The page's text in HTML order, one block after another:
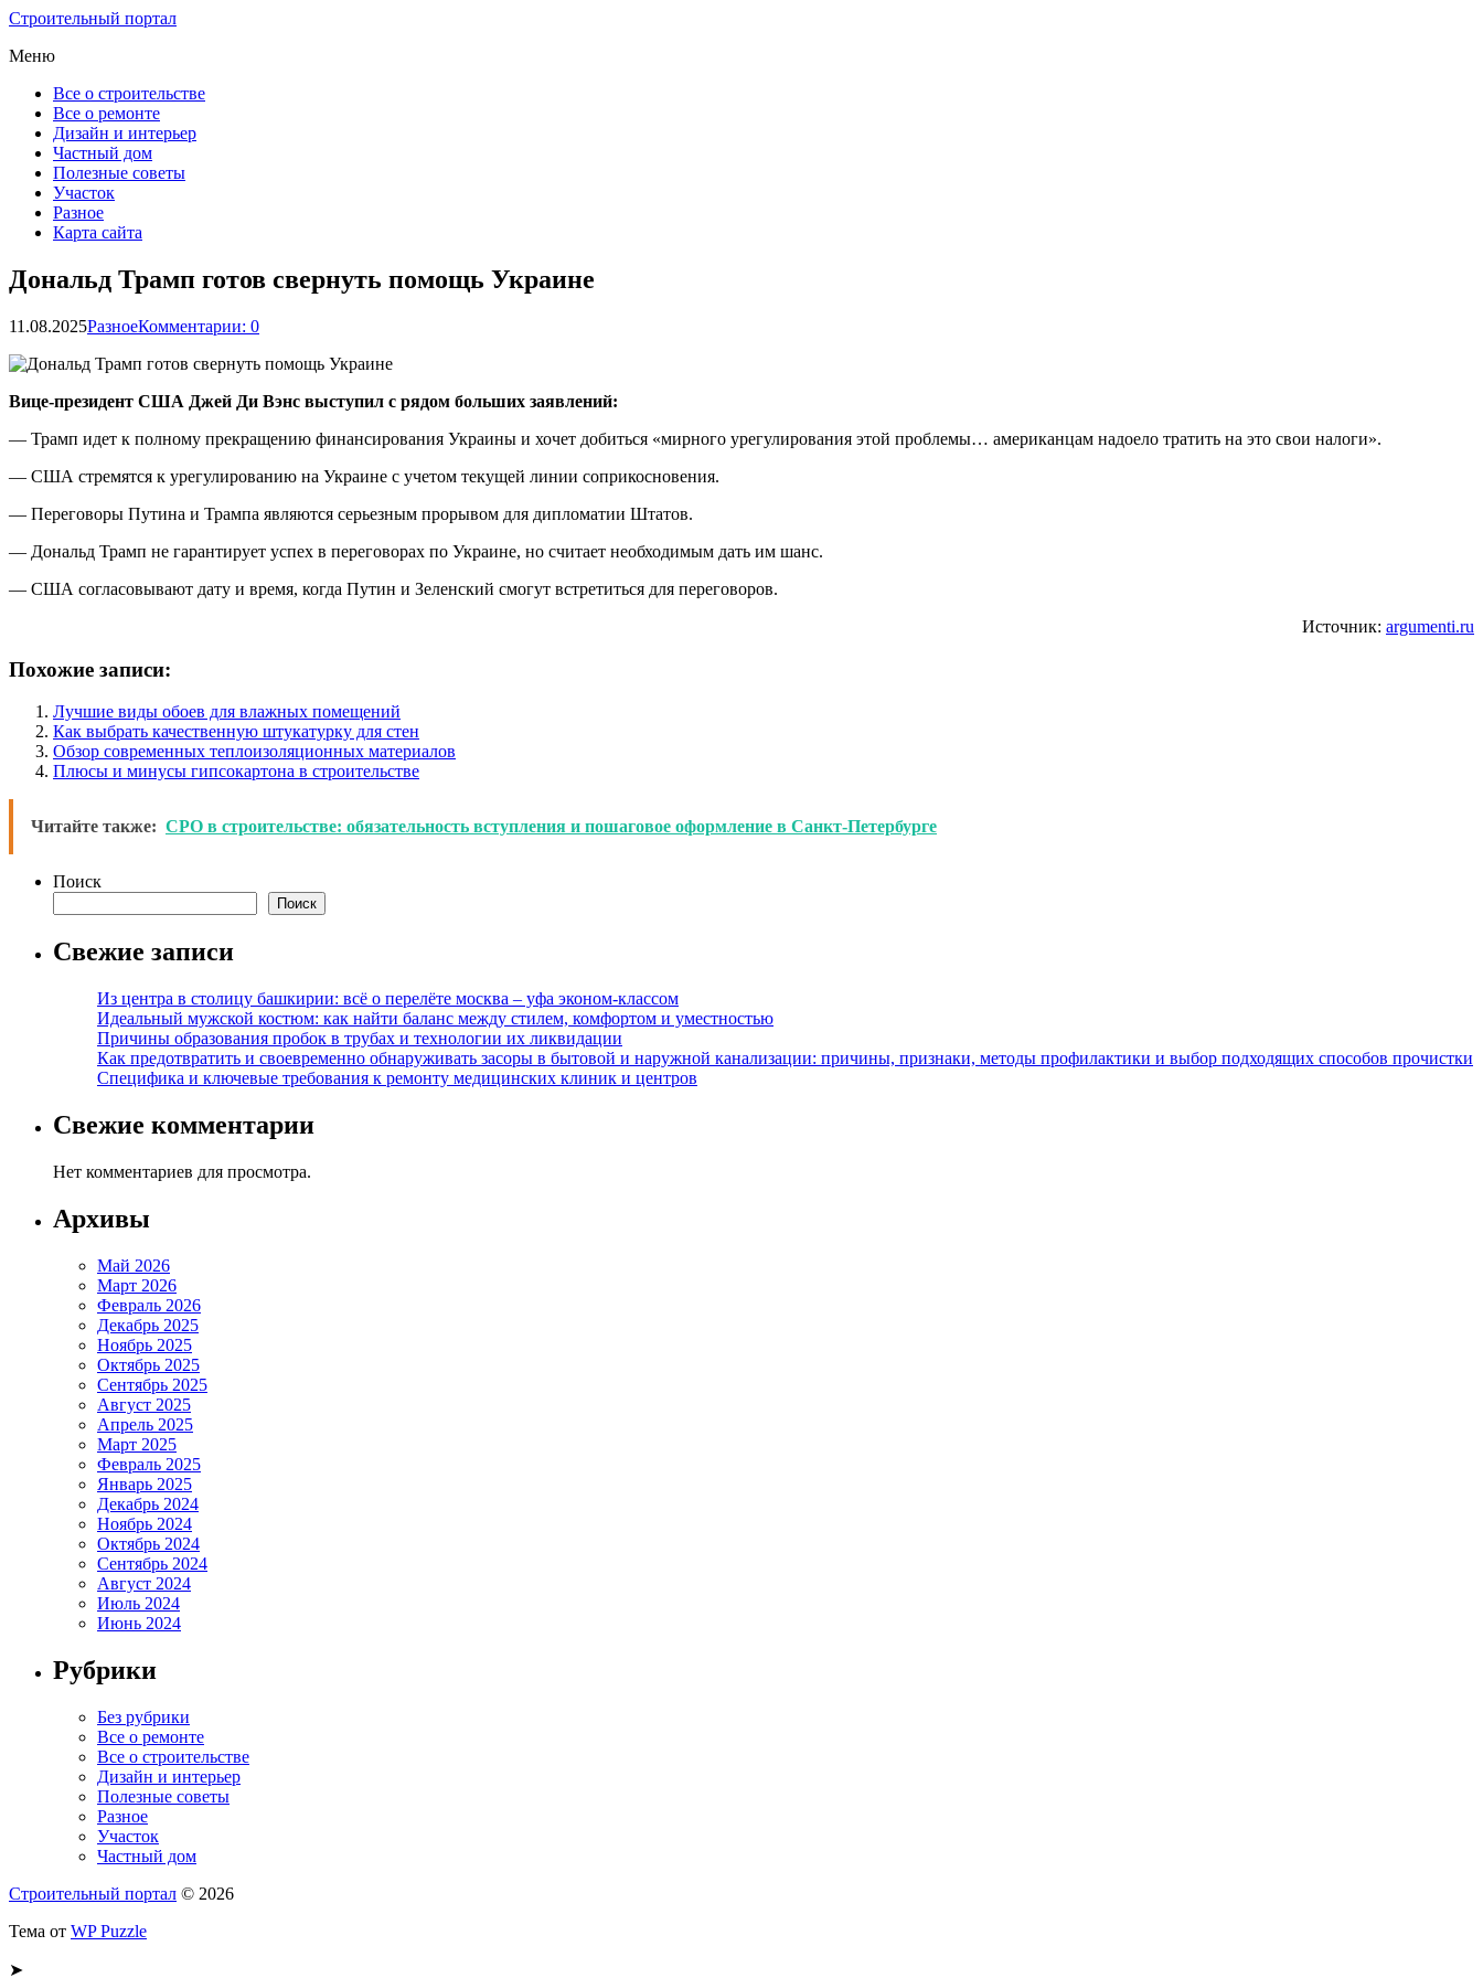
Строительный портал
Меню
Все о строительстве
Все о ремонте
Дизайн и интерьер
Частный дом
Полезные советы
Участок
Разное
Карта сайта
Дональд Трамп готов свернуть помощь Украине
11.08.2025РазноеКомментарии: 0
Вице-президент США Джей Ди Вэнс выступил с рядом больших заявлений:
— Трамп идет к полному прекращению финансирования Украины и хочет добиться «мирного урегулирования этой проблемы… американцам надоело тратить на это свои налоги».
— США стремятся к урегулированию на Украине с учетом текущей линии соприкосновения.
— Переговоры Путина и Трампа являются серьезным прорывом для дипломатии Штатов.
— Дональд Трамп не гарантирует успех в переговорах по Украине, но считает необходимым дать им шанс.
— США согласовывают дату и время, когда Путин и Зеленский смогут встретиться для переговоров.
Источник: argumenti.ru
Похожие записи:
Лучшие виды обоев для влажных помещений
Как выбрать качественную штукатурку для стен
Обзор современных теплоизоляционных материалов
Плюсы и минусы гипсокартона в строительстве
Читайте также: СРО в строительстве: обязательность вступления и пошаговое оформление в Санкт-Петербурге
Поиск
Поиск
Свежие записи
Из центра в столицу башкирии: всё о перелёте москва – уфа эконом-классом
Идеальный мужской костюм: как найти баланс между стилем, комфортом и уместностью
Причины образования пробок в трубах и технологии их ликвидации
Как предотвратить и своевременно обнаруживать засоры в бытовой и наружной канализации: причины, признаки, методы профилактики и выбор подходящих способов прочистки
Специфика и ключевые требования к ремонту медицинских клиник и центров
Свежие комментарии
Нет комментариев для просмотра.
Архивы
Май 2026
Март 2026
Февраль 2026
Декабрь 2025
Ноябрь 2025
Октябрь 2025
Сентябрь 2025
Август 2025
Апрель 2025
Март 2025
Февраль 2025
Январь 2025
Декабрь 2024
Ноябрь 2024
Октябрь 2024
Сентябрь 2024
Август 2024
Июль 2024
Июнь 2024
Рубрики
Без рубрики
Все о ремонте
Все о строительстве
Дизайн и интерьер
Полезные советы
Разное
Участок
Частный дом
Строительный портал © 2026
Тема от WP Puzzle
➤